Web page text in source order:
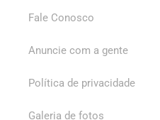
Fale Conosco
Anuncie com a gente
Política de privacidade
Galeria de fotos